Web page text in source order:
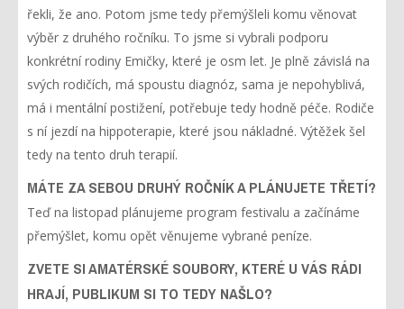
řekli, že ano. Potom jsme tedy přemýšleli komu věnovat
výběr z druhého ročníku. To jsme si vybrali podporu
konkrétní rodiny Emičky, které je osm let. Je plně závislá na
svých rodičích, má spoustu diagnóz, sama je nepohyblivá,
má i mentální postižení, potřebuje tedy hodně péče. Rodiče
s ní jezdí na hippoterapie, které jsou nákladné. Výtěžek šel
tedy na tento druh terapií.
MÁTE ZA SEBOU DRUHÝ ROČNÍK A PLÁNUJETE TŘETÍ?
Teď na listopad plánujeme program festivalu a začínáme
přemýšlet, komu opět věnujeme vybrané peníze.
ZVETE SI AMATÉRSKÉ SOUBORY, KTERÉ U VÁS RÁDI
HRAJÍ, PUBLIKUM SI TO TEDY NAŠLO?